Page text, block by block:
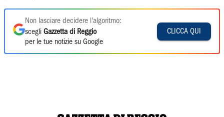
Non lasciare decidere l'algoritmo:
scegli Gazzetta di Reggio
per le tue notizie su Google
CLICCA QUI